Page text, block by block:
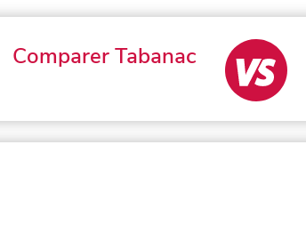
Comparer Tabanac